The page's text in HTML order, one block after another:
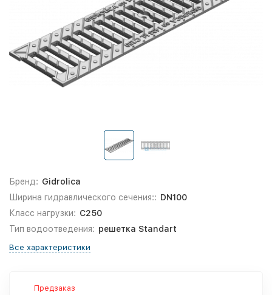
Бренд: Gidrolica
Ширина гидравлического сечения:: DN100
Класс нагрузки: С250
Тип водоотведения: решетка Standart
Все характеристики
Предзаказ